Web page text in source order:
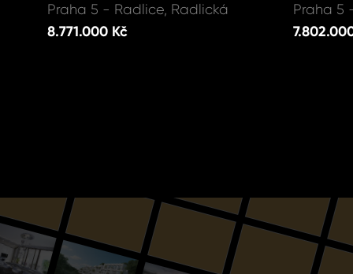
Praha 5 - Radlice, Radlická
8.771.000 Kč
Praha 5